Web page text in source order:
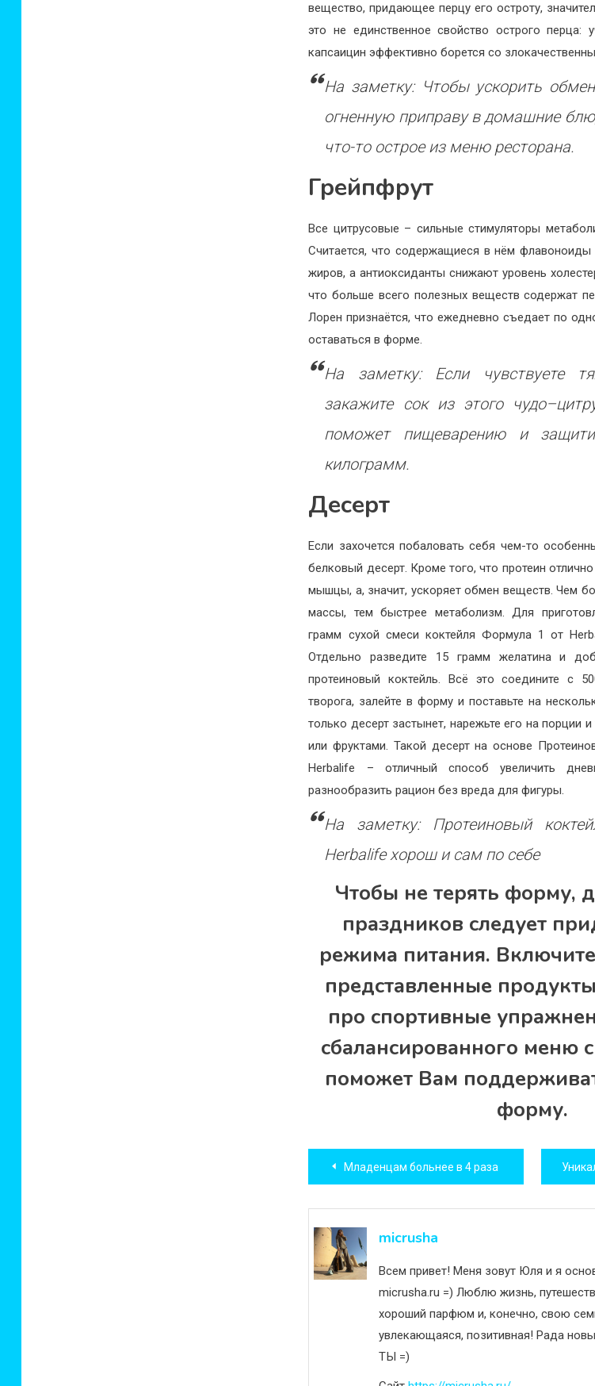
вещество, придающее перцу его остроту,
это не единственное свойство острого перца:
капсаицин эффективно борется со
На заметку: Чтобы ускорить
огненную приправу в домашние
что-то острое из меню ресторана.
Грейпфрут
Все цитрусовые – сильные стимуляторы
Считается, что содержащиеся в нём
жиров, а антиоксиданты снижают уровень
что больше всего полезных веществ содержат
Лорен признаётся, что ежедневно съедает по
оставаться в форме.
На заметку: Если чувствуете
закажите сок из этого
поможет пищеварению и
килограмм.
Десерт
Если захочется побаловать себя чем-то
белковый десерт. Кроме того, что протеин
мышцы, а, значит, ускоряет обмен веществ. Чем
массы, тем быстрее метаболизм. Для
грамм сухой смеси коктейля Формула 1 от
Отдельно разведите 15 грамм желатина и
протеиновый коктейль. Всё это соедините с
творога, залейте в форму и поставьте на
только десерт застынет, нарежьте его на порции
или фруктами. Такой десерт на основе
Herbalife – отличный способ увеличить
разнообразить рацион без вреда для фигуры.
На заметку: Протеиновый
Herbalife хорош и сам по себе
Чтобы не терять форму,
праздников следует
режима питания.
представленные
про спортивные
сбалансированного меню
поможет Вам
форму.
Навигация
по
записям
Младенцам больнее в 4 раза
micrusha
Всем привет! Меня зовут Юля и я
micrusha.ru =) Люблю жизнь,
хороший парфюм и, конечно, свою
увлекающаяся, позитивная! Рада
ТЫ =)